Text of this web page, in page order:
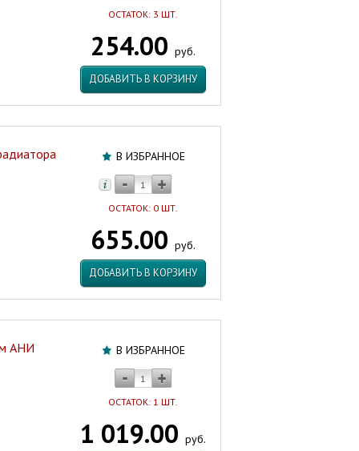
ОСТАТОК: 3 ШТ.
254.00 руб.
ДОБАВИТЬ В КОРЗИНУ
В ИЗБРАННОЕ
ОСТАТОК: 0 ШТ.
655.00 руб.
ДОБАВИТЬ В КОРЗИНУ
В ИЗБРАННОЕ
ОСТАТОК: 1 ШТ.
1 019.00 руб.
АНИ